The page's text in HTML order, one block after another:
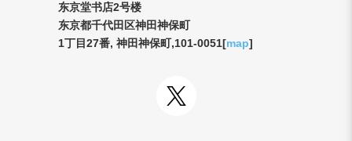
东京堂书店2号楼
东京都千代田区神田神保町
1丁目27番, 神田神保町,101-0051[map]